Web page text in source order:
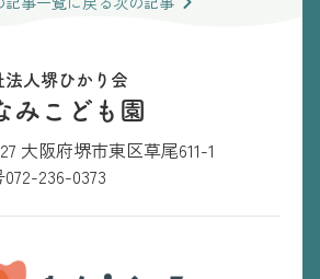
法人堺ひかり会
みこども園
大阪府堺市東区草尾611-1
072-236-0373